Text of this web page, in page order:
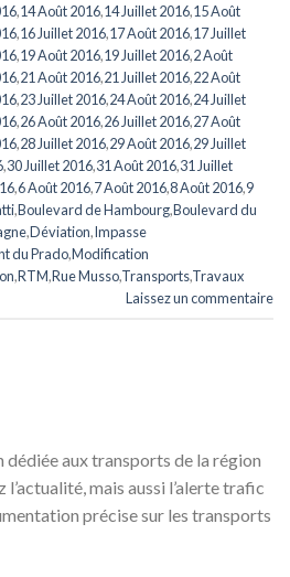
,14 Août 2016,14 Juillet 2016,15 Août
,16 Juillet 2016,17 Août 2016,17 Juillet
,19 Août 2016,19 Juillet 2016,2 Août
,21 Août 2016,21 Juillet 2016,22 Août
,23 Juillet 2016,24 Août 2016,24 Juillet
,26 Août 2016,26 Juillet 2016,27 Août
,28 Juillet 2016,29 Août 2016,29 Juillet
,30 Juillet 2016,31 Août 2016,31 Juillet
,6 Août 2016,7 Août 2016,8 Août 2016,9
,Boulevard de Hambourg,Boulevard du
,Déviation,Impasse
du Prado,Modification
,RTM,Rue Musso,Transports,Travaux
Laissez un commentaire
dédiée aux transports de la région
mais aussi l’alerte trafic
précise sur les transports